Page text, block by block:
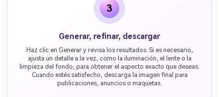
3
Generar, refinar, descargar
Haz clic en Generar y revisa los resultados. Si es necesario,
ajusta un detalle a la vez, como la iluminación, el lente o la
limpieza del fondo, para obtener el aspecto exacto que deseas.
Cuando estés satisfecho, descarga la imagen final para
publicaciones, anuncios o maquetas.